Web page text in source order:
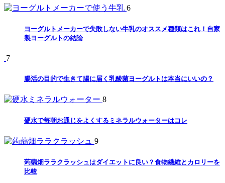
6
ヨーグルトメーカーで失敗しない牛乳のオススメ種類はこれ！自家
製ヨーグルトの結論
7
腸活の目的で生きて腸に届く乳酸菌ヨーグルトは本当にいいの？
8
硬水で毎朝お通じをよくするミネラルウォーターはコレ
9
蒟蒻畑ララクラッシュはダイエットに良い？食物繊維とカロリーを
比較